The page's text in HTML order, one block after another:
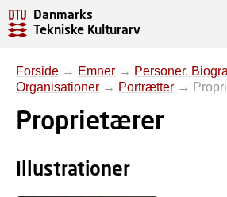
Danmarks
Tekniske Kulturarv
Forside → Emner → Personer,
Organisationer → Portrætter →
Proprietærer
Illustrationer